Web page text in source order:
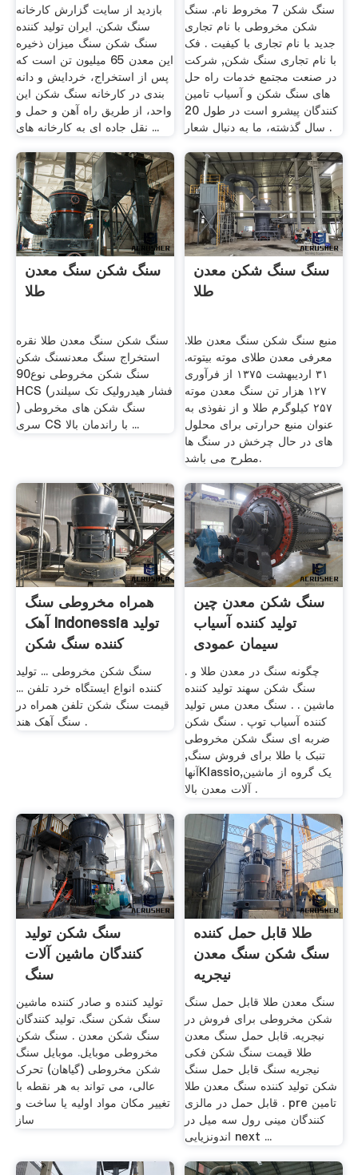
بازدید از سایت گزارش کارخانه
سنگ شکن. ایران تولید کننده
سنگ شکن سنگ میزان ذخیره
این معدن 65 میلیون تن است که
پس از استخراج، خردایش و دانه
بندی در کارخانه سنگ شکن این
واحد، از طریق راه آهن و حمل و
نقل جاده ای به کارخانه های ...
سنگ شکن 7 مخروط نام. سنگ
شکن مخروطی با نام تجاری
جدید با نام تجاری با کیفیت . فک
با نام تجاری سنگ شکن, شرکت
در صنعت مجتمع خدمات راه حل
های سنگ شکن و آسیاب تامین
کنندگان پیشرو است در طول 20
سال گذشته، ما به دنبال شعار .
سنگ شکن سنگ معدن
طلا
سنگ شکن سنگ معدن طلا نقره
استخراج سنگ معدنسنگ شکن
سنگ شکن مخروطی نوع90
HCS (فشار هیدرولیک تک سیلندر
) سنگ شکن های مخروطی
سری CS با راندمان بالا ...
سنگ سنگ شکن معدن
طلا
منبع سنگ شکن سنگ معدن طلا.
معرفی معدن طلای موته بیتوته.
۳۱ اردیبهشت ۱۳۷۵ از فرآوری
۱۲۷ هزار تن سنگ معدن موته
۲۵۷ کیلوگرم طلا و از نفوذی به
عنوان منبع حرارتی برای محلول
های در حال چرخش در سنگ ها
مطرح می باشد.
همراه مخروطی سنگ
آهک Indonessia تولید
کننده سنگ شکن
سنگ شکن مخروطی ... تولید
کننده انواع ایستگاه خرد تلفن ...
قیمت سنگ شکن تلفن همراه در
سنگ آهک هند .
سنگ شکن معدن چین
تولید کننده آسیاب
سیمان عمودی
چگونه سنگ در معدن طلا و .
سنگ شکن سهند تولید کننده
ماشین . . سنگ معدن مس تولید
کننده آسیاب توپ . سنگ شکن
ضربه ای سنگ شکن مخروطی
تنبک با طلا برای فروش سنگ,
آنهاKlassio,یک گروه از ماشین
آلات معدن بالا .
سنگ شکن تولید
کنندگان ماشین آلات
سنگ
تولید کننده و صادر کننده ماشین
سنگ شکن سنگ. تولید کنندگان
سنگ شکن معدن . سنگ شکن
مخروطی موبایل. موبایل سنگ
شکن مخروطی (گیاهان) تحرک
عالی، می تواند به هر نقطه با
تغییر مکان مواد اولیه یا ساخت و
ساز
طلا قابل حمل کننده
سنگ شکن سنگ معدن
نیجریه
سنگ معدن طلا قابل حمل سنگ
شکن مخروطی برای فروش در
نیجریه. قابل حمل سنگ معدن
طلا قیمت سنگ شکن فکی
نیجریه سنگ قابل حمل سنگ
شکن تولید کننده سنگ معدن طلا
قابل حمل در مالزی . pre تامین
کنندگان مینی رول سه میل در
اندونزیایی next ...